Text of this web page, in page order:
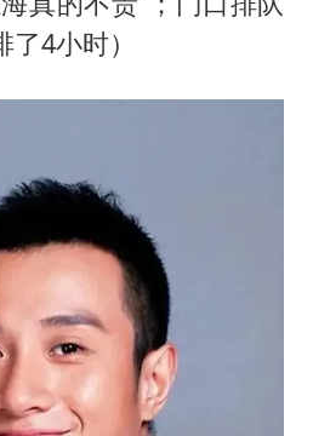
4小时）